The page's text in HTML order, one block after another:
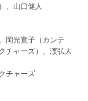
、山口健人
岡光寛子（カンテ
チャーズ）、濵弘大
チャーズ